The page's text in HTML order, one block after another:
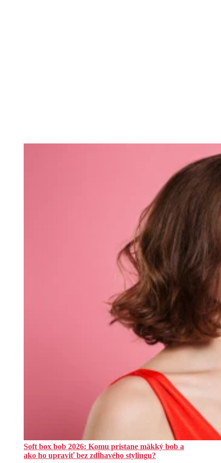
Soft box bob 2026: Komu pristane mäkký bob a
ako ho upraviť bez zdĺhavého stylingu?